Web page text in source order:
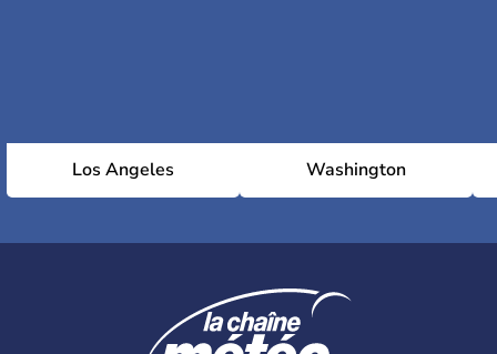
Los Angeles Washington